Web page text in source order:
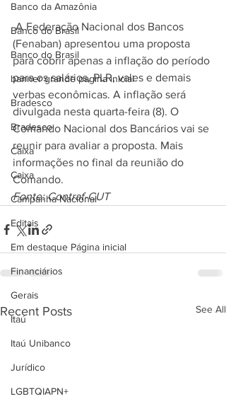
Banco da Amazônia
Banco do Brasil
Banco do Brasil
banner grande pagina inicial
Bradesco
Bradesco
Caixa
Caixa
Campanha Nacional
Editais
Em destaque Página inicial
Financiários
Gerais
Itaú
Itaú Unibanco
Jurídico
LGBTQIAPN+
A Federação Nacional dos Bancos
(Fenaban) apresentou uma proposta
para cobrir apenas a inflação do período
para os salários, PLR, vales e demais
verbas econômicas. A inflação será
divulgada nesta quarta-feira (8). O
Comando Nacional dos Bancários vai se
reunir para avaliar a proposta. Mais
informações no final da reunião do
Comando.
Fonte: Contraf-CUT
Recent Posts See All